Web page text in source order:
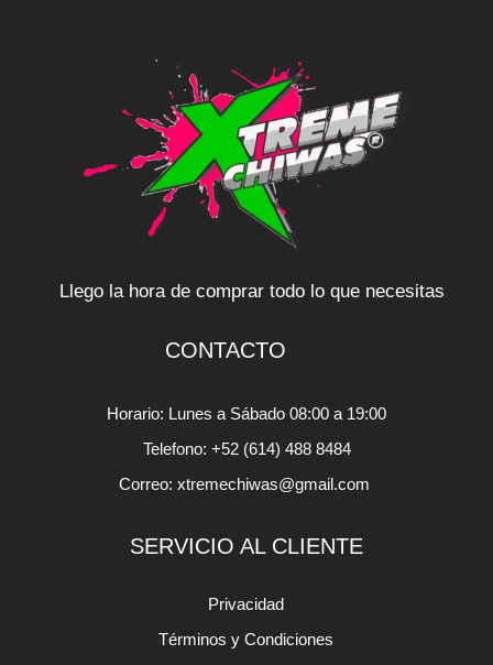
Llego la hora de comprar todo lo que necesitas
CONTACTO
Horario: Lunes a Sábado 08:00 a 19:00
Telefono: +52 (614) 488 8484
Correo: xtremechiwas@gmail.com
SERVICIO AL CLIENTE
Privacidad
Términos y Condiciones